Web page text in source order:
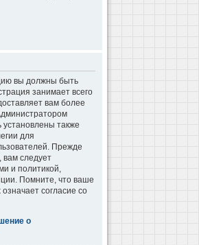
вы должны быть
занимает всего
вам более
также
для
Прежде
вам следует
и политикой,
Помните, что ваше
согласие со
о